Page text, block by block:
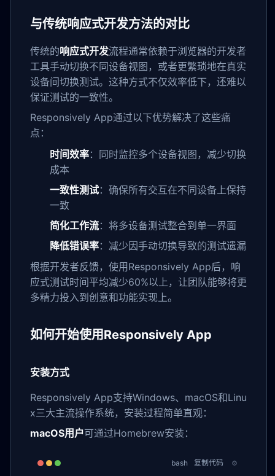
与传统响应式开发方法的对比
传统的响应式开发流程通常依赖于浏览器的开发者
工具手动切换不同设备视图，或者更繁琐地在真实
设备间切换测试。这种方式不仅效率低下，还难以
保证测试的一致性。
Responsively App通过以下优势解决了这些痛
点：
时间效率：同时监控多个设备视图，减少切换
成本
一致性测试：确保所有交互在不同设备上保持
一致
简化工作流：将多设备测试整合到单一界面
降低错误率：减少因手动切换导致的测试遗漏
根据开发者反馈，使用Responsively App后，响
应式测试时间平均减少60%以上，让团队能够将更
多精力投入到创意和功能实现上。
如何开始使用Responsively App
安装方式
Responsively App支持Windows、macOS和Linu
x三大主流操作系统，安装过程简单直观：
macOS用户可通过Homebrew安装：
bash 复制代码